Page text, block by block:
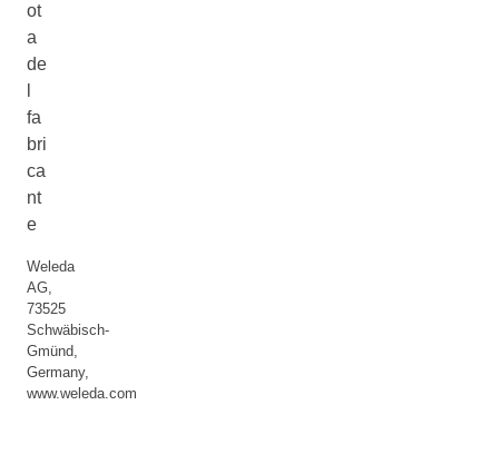
ot
a
de
fa
bri
ca
nt
e
Weleda
AG,
73525
Schwäbisch-
Gmünd,
Germany,
www.weleda.com